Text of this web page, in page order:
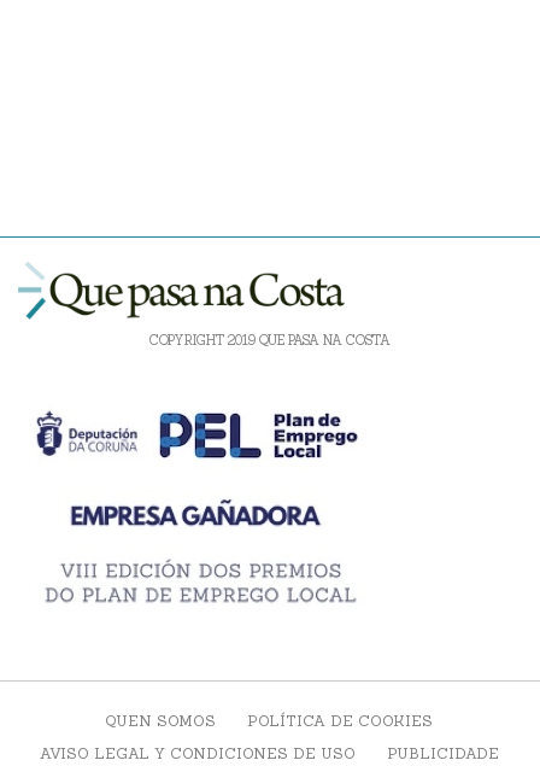
COPYRIGHT 2019 QUE PASA NA COSTA
QUEN SOMOS
POLÍTICA DE COOKIES
AVISO LEGAL Y CONDICIONES DE USO
PUBLICIDADE